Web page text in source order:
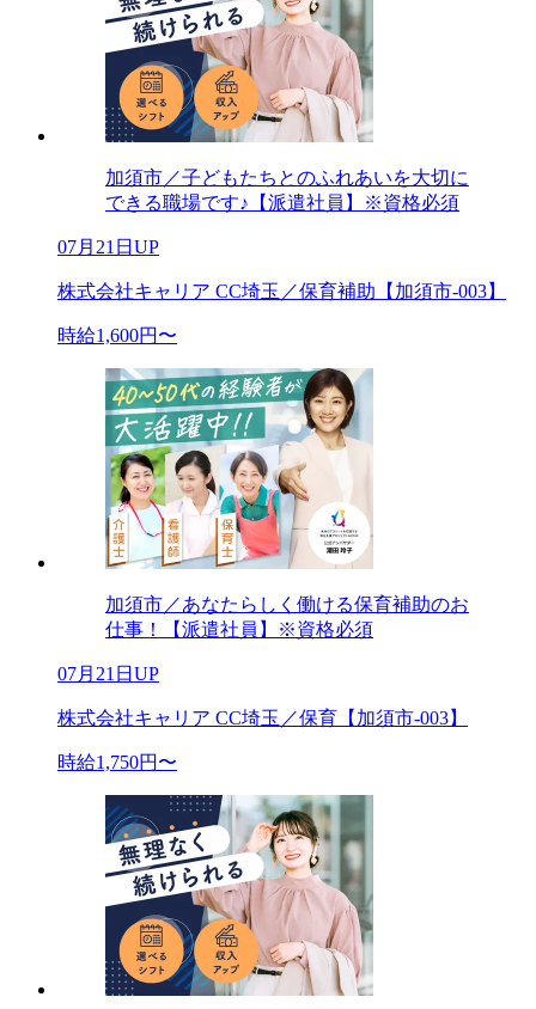
加須市／子どもたちとのふれあいを大切に
できる職場です♪【派遣社員】※資格必須
07月21日UP
株式会社キャリア CC埼玉／保育補助【加須市-003】
時給1,600円〜
加須市／あなたらしく働ける保育補助のお
仕事！【派遣社員】※資格必須
07月21日UP
株式会社キャリア CC埼玉／保育【加須市-003】
時給1,750円〜